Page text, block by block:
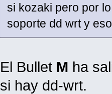
si kozaki pero por
soporte dd wrt y
El Bullet M ha
si hay dd-wrt.